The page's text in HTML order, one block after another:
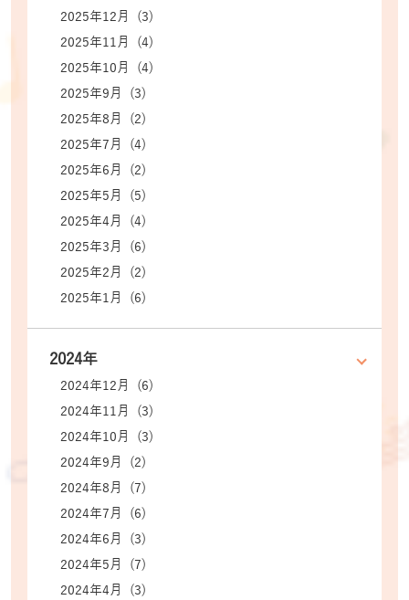
2025年12月 (3)
2025年11月 (4)
2025年10月 (4)
2025年9月 (3)
2025年8月 (2)
2025年7月 (4)
2025年6月 (2)
2025年5月 (5)
2025年4月 (4)
2025年3月 (6)
2025年2月 (2)
2025年1月 (6)
2024年
2024年12月 (6)
2024年11月 (3)
2024年10月 (3)
2024年9月 (2)
2024年8月 (7)
2024年7月 (6)
2024年6月 (3)
2024年5月 (7)
2024年4月 (3)